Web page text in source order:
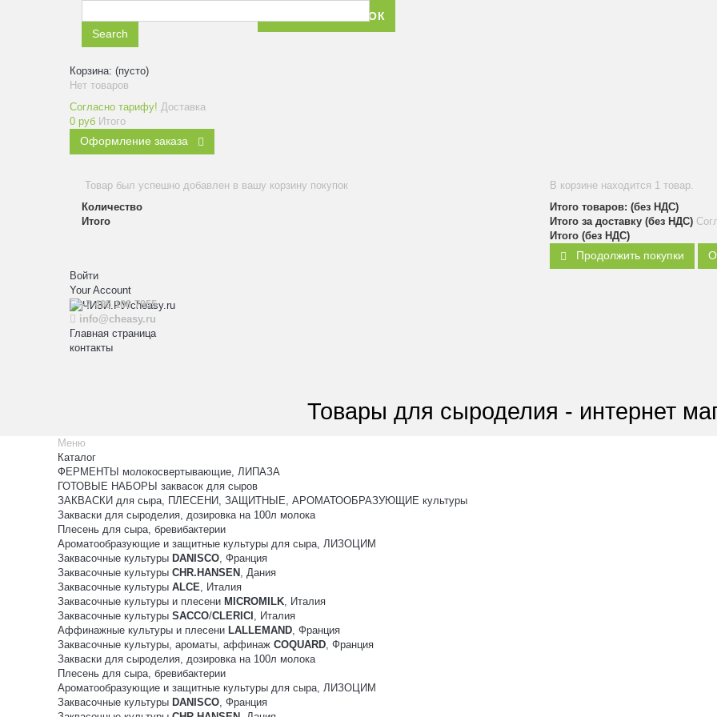
ЗАКАЗАТЬ ЗВОНОК
Search
Корзина: (пусто)
Нет товаров
Согласно тарифу! Доставка
0 руб Итого
Оформление заказа
Товар был успешно добавлен в вашу корзину покупок
Количество
Итого
В корзине находится 1 товар.
Итого товаров: (без НДС)
Итого за доставку (без НДС)
Итого (без НДС)
Продолжить покупки
Войти
Your Account
+7 495 108 7955
info@cheasy.ru
Главная страница
контакты
Товары для сыроделия - интернет
Меню
Каталог
ФЕРМЕНТЫ молокосвертывающие, ЛИПАЗА
ГОТОВЫЕ НАБОРЫ заквасок для сыров
ЗАКВАСКИ для сыра, ПЛЕСЕНИ, ЗАЩИТНЫЕ, АРОМАТООБРАЗУЮЩИЕ культуры
Закваски для сыроделия, дозировка на 100л молока
Плесень для сыра, бревибактерии
Ароматообразующие и защитные культуры для сыра, ЛИЗОЦИМ
Заквасочные культуры DANISCO, Франция
Заквасочные культуры CHR.HANSEN , Дания
Заквасочные культуры ALCE, Италия
Заквасочные культуры и плесени MICROMILK, Италия
Заквасочные культуры SACCO/CLERICI , Италия
Аффинажные культуры и плесени LALLEMAND, Франция
Заквасочные культуры, ароматы, аффинаж COQUARD, Франция
Закваски для сыроделия, дозировка на 100л молока
Плесень для сыра, бревибактерии
Ароматообразующие и защитные культуры для сыра, ЛИЗОЦИМ
Заквасочные культуры DANISCO, Франция